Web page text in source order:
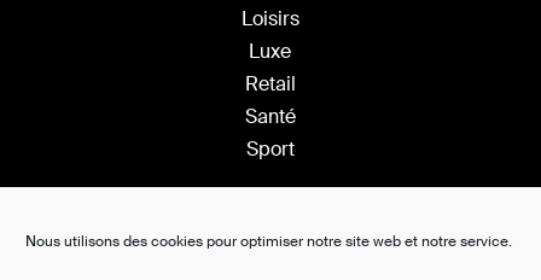
Nous utilisons des cookies pour optimiser notre site web et notre service.
Loisirs
Luxe
Retail
Santé
Sport